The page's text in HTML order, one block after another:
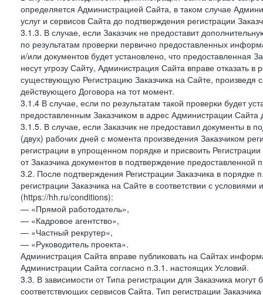
определяется Администрацией Сайта, в таком случае
услуг и сервисов Сайта до подтверждения регистрации
3.1.3. В случае, если Заказчик не предоставит
по результатам проверки первично предоставленных
и/или документов будет установлено, что предоставленная
несут угрозу Сайту, Администрация Сайта вправе отказать
существующую Регистрацию Заказчика на Сайте, произведя
действующего Договора на тот момент.
3.1.4 В случае, если по результатам такой проверки будет
предоставленным Заказчиком в адрес Администрации
3.1.5. В случае, если Заказчик не предоставил документы в
(двух) рабочих дней с момента произведения Заказчиком
регистрации в упрощенном порядке и присвоить
от Заказчика документов в подтверждение
3.2. После подтверждения Регистрации Заказчика в
регистрации Заказчика на Сайте в соответствии с
(https://hh.ru/conditions):
— «Прямой работодатель»,
— «Кадровое агентство»,
— «Частный рекрутер»,
— «Руководитель проекта».
Администрация Сайта вправе публиковать на Сайтах
Администрации Сайта согласно п.3.1. настоящих Условий.
3.3. В зависимости от Типа регистрации для Заказчика
соответствующих сервисов Сайта. Тип регистрации